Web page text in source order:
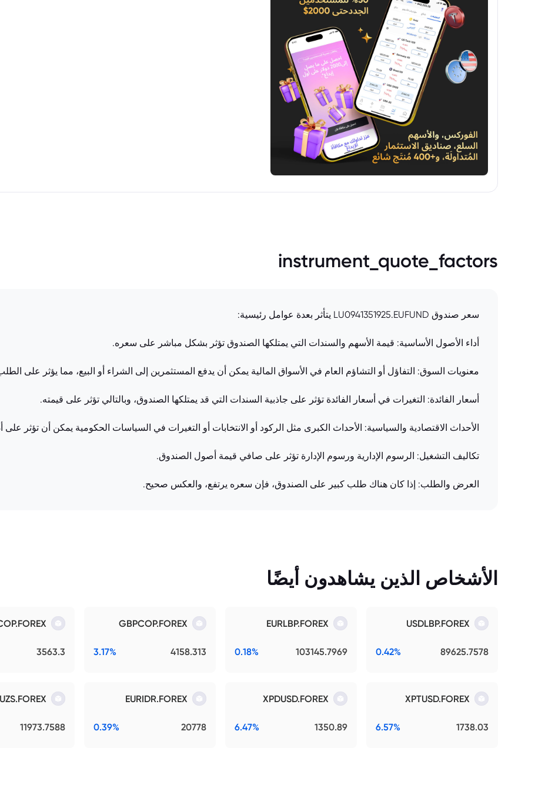
instrument_quote_factors
سعر صندوق LU0941351925.EUFUND يتأثر بعدة عوامل رئيسية:
أداء الأصول الأساسية: قيمة الأسهم والسندات التي يمتلكها الصندوق تؤثر بشكل مباشر على سعره.
معنويات السوق: التفاؤل أو التشاؤم العام في الأسواق المالية يمكن أن يدفع المستثمرين إلى الشراء أو البيع، مما يؤثر على
أسعار الفائدة: التغيرات في أسعار الفائدة تؤثر على جاذبية السندات التي قد يمتلكها الصندوق، وبالتالي تؤثر على قيمته.
الأحداث الاقتصادية والسياسية: الأحداث الكبرى مثل الركود أو الانتخابات أو التغيرات في السياسات الحكومية يمكن أن تؤثر على
تكاليف التشغيل: الرسوم الإدارية ورسوم الإدارة تؤثر على صافي قيمة أصول الصندوق.
العرض والطلب: إذا كان هناك طلب كبير على الصندوق، فإن سعره يرتفع، والعكس صحيح.
الأشخاص الذين يشاهدون أيضًا
USDLBP.FOREX
89625.7578
0.42%
EURLBP.FOREX
103145.7969
0.18%
GBPCOP.FOREX
4158.313
3.17%
3563.3
XPTUSD.FOREX
1738.03
6.57%
XPDUSD.FOREX
1350.89
6.47%
EURIDR.FOREX
20778
0.39%
11973.7588